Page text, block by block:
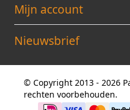
Mijn account
Nieuwsbrief
© Copyright 2013 - 2026
rechten voorbehouden.